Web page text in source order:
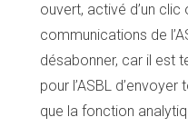
ouvert, activé d’un
communications de
désabonner, car il est
pour l’ASBL
que la fonction